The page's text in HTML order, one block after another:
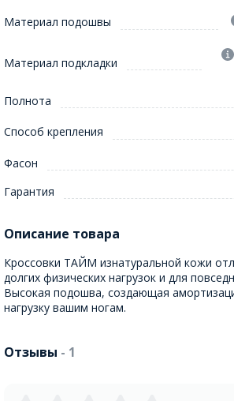
Материал подошвы
Материал подкладки
Полнота
Способ крепления
Фасон
Гарантия
Описание товара
Кроссовки ТАЙМ изнатуральной кожи
долгих физических нагрузок и для
Высокая подошва, создающая
нагрузку вашим ногам.
Отзывы - 1